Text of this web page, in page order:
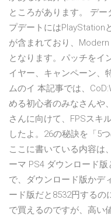
ところがあります。 デ
プデートにはPlayStation
が含まれており、
となります。パッチをイ
イヤー、キャンペーン、
ムのイ 本記事では、
める初心者のみなさんや
さんに向けて、FPSスキ
したよ。26の秘訣を「5
ここに書いている内容は
ーマ PS4 ダウンロード
で、ダウンロード版かデ
ード版だと8532円するの
で買えるのですが、高い